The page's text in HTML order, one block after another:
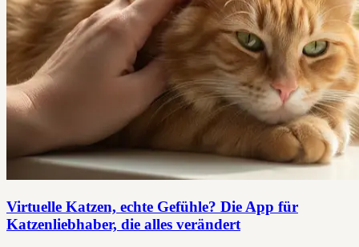
Virtuelle Katzen, echte Gefühle? Die App für
Katzenliebhaber, die alles verändert